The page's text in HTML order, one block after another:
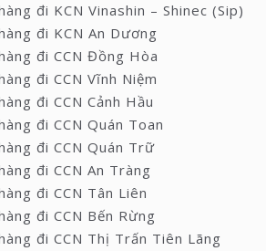
đi KCN Vinashin – Shinec (Sip)
đi KCN An Dương
đi CCN Đồng Hòa
đi CCN Vĩnh Niệm
đi CCN Cảnh Hầu
đi CCN Quán Toan
đi CCN Quán Trữ
đi CCN An Tràng
đi CCN Tân Liên
đi CCN Bến Rừng
đi CCN Thị Trấn Tiên Lãng